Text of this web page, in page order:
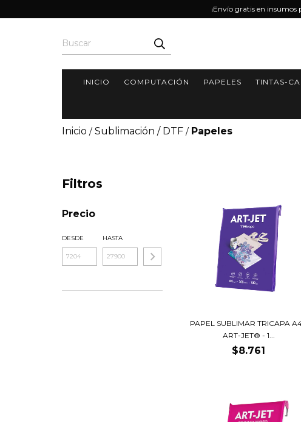
¡Envío gratis en insumos
INICIO COMPUTACIÓN PAPELES TINTAS-
Inicio / Sublimación / DTF / Papeles
Filtros
Precio
DESDE HASTA
PAPEL SUBLIMAR TRICAPA
ART-JET® - 1...
$8.761